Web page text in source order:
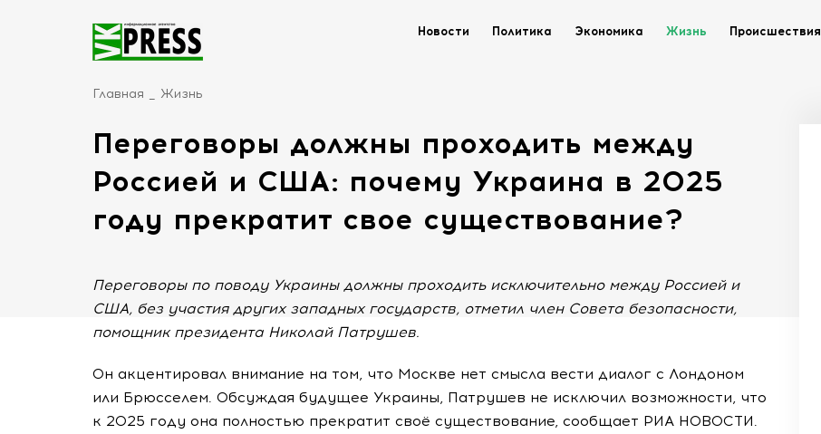
Новости Политика Экономика Жизнь Происшествия
Главная Жизнь
Переговоры должны проходить между
Россией и США: почему Украина в 2025
году прекратит свое существование?
Переговоры по поводу Украины должны проходить исключительно между Россией и
США, без участия других западных государств, отметил член Совета безопасности,
помощник президента Николай Патрушев.
Он акцентировал внимание на том, что Москве нет смысла вести диалог с Лондоном
или Брюсселем. Обсуждая будущее Украины, Патрушев не исключил возможности, что
к 2025 году она полностью прекратит своё существование, сообщает РИА НОВОСТИ.